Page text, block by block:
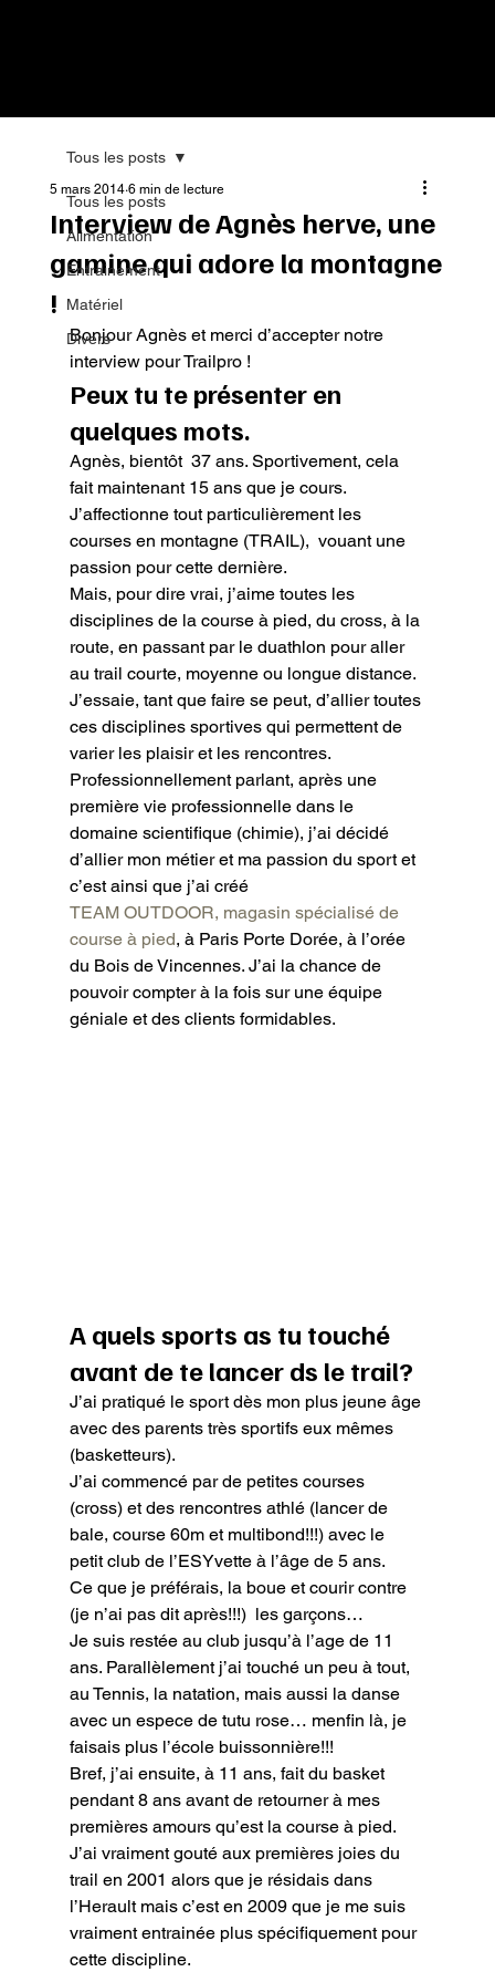
Tous les posts
Alimentation
Entrainement
Matériel
Divers
Tous les posts
Interview de Agnès herve, une
gamine qui adore la montagne
!
5 mars 2014 6 min de lecture
Bonjour Agnès et merci d’accepter notre
interview pour Trailpro !
Peux tu te présenter en
quelques mots.
Agnès, bientôt  37 ans. Sportivement, cela
fait maintenant 15 ans que je cours.
J’affectionne tout particulièrement les
courses en montagne (TRAIL),  vouant une
passion pour cette dernière.
Mais, pour dire vrai, j’aime toutes les
disciplines de la course à pied, du cross, à la
route, en passant par le duathlon pour aller
au trail courte, moyenne ou longue distance.
J’essaie, tant que faire se peut, d’allier toutes
ces disciplines sportives qui permettent de
varier les plaisir et les rencontres.
Professionnellement parlant, après une
première vie professionnelle dans le
domaine scientifique (chimie), j’ai décidé
d’allier mon métier et ma passion du sport et
c’est ainsi que j’ai créé
TEAM OUTDOOR, magasin spécialisé de
course à pied, à Paris Porte Dorée, à l’orée
du Bois de Vincennes. J’ai la chance de
pouvoir compter à la fois sur une équipe
géniale et des clients formidables.
A quels sports as tu touché
avant de te lancer ds le trail?
J’ai pratiqué le sport dès mon plus jeune âge
avec des parents très sportifs eux mêmes
(basketteurs).
J’ai commencé par de petites courses
(cross) et des rencontres athlé (lancer de
bale, course 60m et multibond!!!) avec le
petit club de l’ESYvette à l’âge de 5 ans.
Ce que je préférais, la boue et courir contre
(je n’ai pas dit après!!!)  les garçons…
Je suis restée au club jusqu’à l’age de 11
ans. Parallèlement j’ai touché un peu à tout,
au Tennis, la natation, mais aussi la danse
avec un espece de tutu rose… menfin là, je
faisais plus l’école buissonnière!!!
Bref, j’ai ensuite, à 11 ans, fait du basket
pendant 8 ans avant de retourner à mes
premières amours qu’est la course à pied.
J’ai vraiment gouté aux premières joies du
trail en 2001 alors que je résidais dans
l’Herault mais c’est en 2009 que je me suis
vraiment entrainée plus spécifiquement pour
cette discipline.